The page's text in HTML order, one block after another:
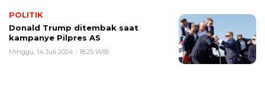
POLITIK
Donald Trump ditembak saat
kampanye Pilpres AS
Minggu, 14 Juli 2024 - 18:25 WIB